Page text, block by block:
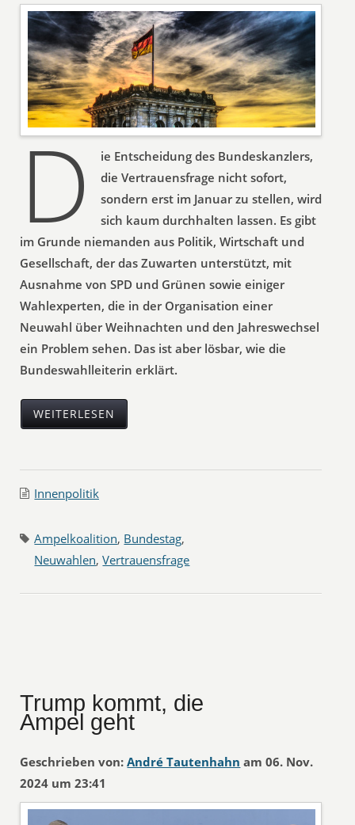
D
ie Entscheidung des Bundeskanzlers,
die Vertrauensfrage nicht sofort,
sondern erst im Januar zu stellen, wird
sich kaum durchhalten lassen. Es gibt
im Grunde niemanden aus Politik, Wirtschaft und
Gesellschaft, der das Zuwarten unterstützt, mit
Ausnahme von SPD und Grünen sowie einiger
Wahlexperten, die in der Organisation einer
Neuwahl über Weihnachten und den Jahreswechsel
ein Problem sehen. Das ist aber lösbar, wie die
Bundeswahlleiterin erklärt.
WEITERLESEN
Innenpolitik
Ampelkoalition, Bundestag,
Neuwahlen,Vertrauensfrage
Trump kommt, die
Ampel geht
Geschrieben von: André Tautenhahn am 06. Nov.
2024 um 23:41